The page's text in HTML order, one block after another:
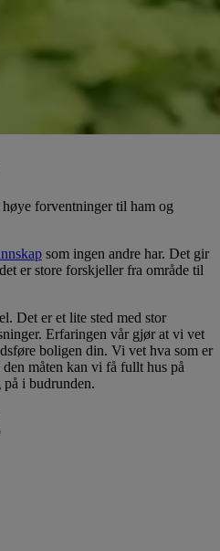
forventninger til ham og
som ingen andre har. Det gir
er store forskjeller fra område til
Det er et lite sted med stor
Erfaringen vår gjør at vi vet
boligen din. Vi vet hva som er
måten kan vi få fullt hus på
i budrunden.